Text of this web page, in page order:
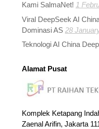
Kami SalmaNet! 1
Viral DeepSeek AI
Dominasi AS 28
Teknologi AI China
Alamat Pusat
Komplek Ketapang
Zaenal Arifin, Jakarta